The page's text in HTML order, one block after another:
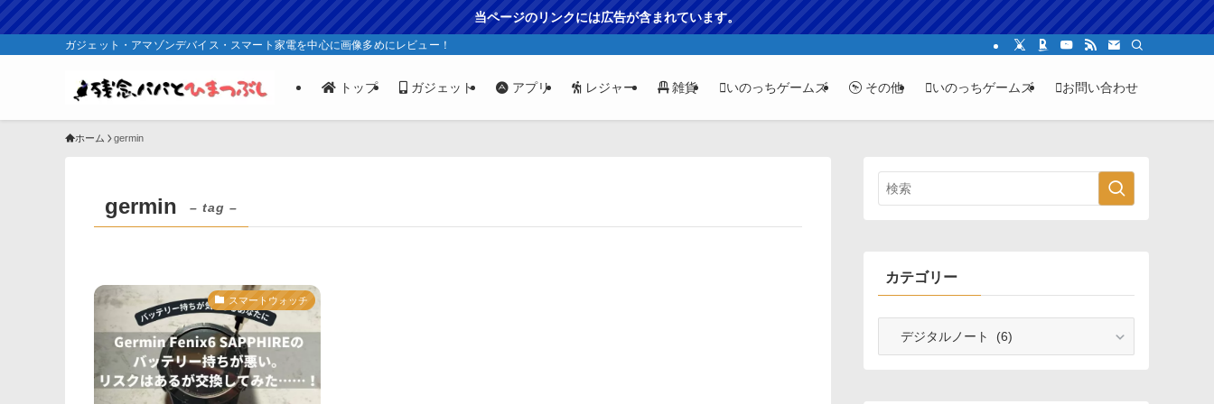
当ページのリンクには広告が含まれています。
ガジェット・アマゾンデバイス・スマート家電を中心に画像多めにレビュー！
トップ ガジェット アプリ レジャー 雑貨 いのっちゲームズ その他 いのっちゲームズ お問い合わせ
ホーム germin
germin – tag –
スマートウォッチ
カテゴリー